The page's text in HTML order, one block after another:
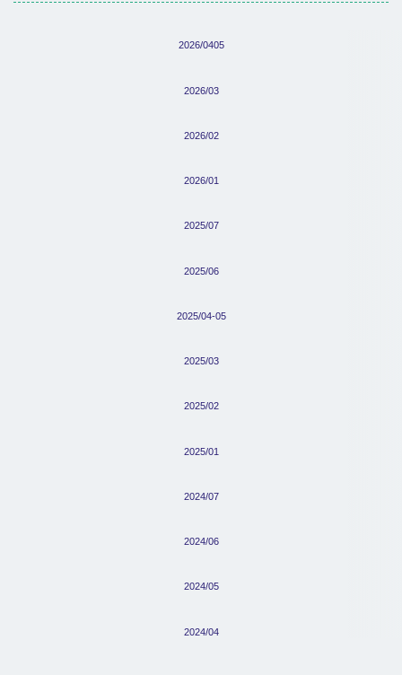
2026/0405
2026/03
2026/02
2026/01
2025/07
2025/06
2025/04-05
2025/03
2025/02
2025/01
2024/07
2024/06
2024/05
2024/04